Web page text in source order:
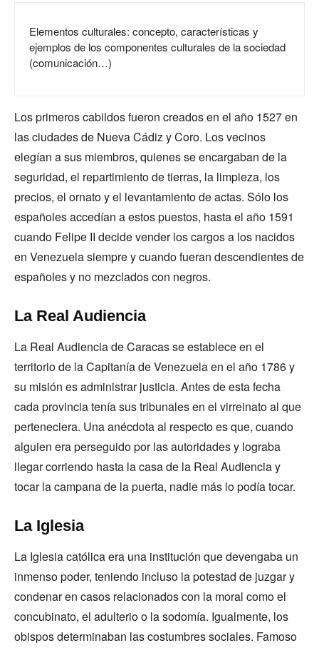
Elementos culturales: concepto, características y
ejemplos de los componentes culturales de la sociedad
(comunicación…)
Los primeros cabildos fueron creados en el año 1527 en
las ciudades de Nueva Cádiz y Coro. Los vecinos
elegían a sus miembros, quienes se encargaban de la
seguridad, el repartimiento de tierras, la limpieza, los
precios, el ornato y el levantamiento de actas. Sólo los
españoles accedían a estos puestos, hasta el año 1591
cuando Felipe II decide vender los cargos a los nacidos
en Venezuela siempre y cuando fueran descendientes de
españoles y no mezclados con negros.
La Real Audiencia
La Real Audiencia de Caracas se establece en el
territorio de la Capitanía de Venezuela en el año 1786 y
su misión es administrar justicia. Antes de esta fecha
cada provincia tenía sus tribunales en el virreinato al que
perteneciera. Una anécdota al respecto es que, cuando
alguien era perseguido por las autoridades y lograba
llegar corriendo hasta la casa de la Real Audiencia y
tocar la campana de la puerta, nadie más lo podía tocar.
La Iglesia
La Iglesia católica era una institución que devengaba un
inmenso poder, teniendo incluso la potestad de juzgar y
condenar en casos relacionados con la moral como el
concubinato, el adulterio o la sodomía. Igualmente, los
obispos determinaban las costumbres sociales. Famoso